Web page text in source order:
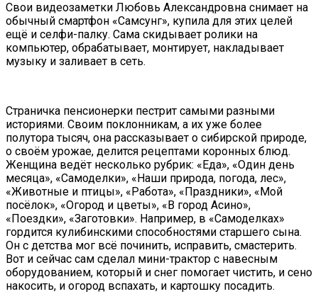
Свои видеозаметки Любовь Александровна снимает на
обычный смартфон «Самсунг», купила для этих целей
ещё и селфи-палку. Сама скидывает ролики на
компьютер, обрабатывает, монтирует, накладывает
музыку и заливает в сеть.
Страничка пенсионерки пестрит самыми разными
историями. Своим поклонникам, а их уже более
полутора тысяч, она рассказывает о сибирской природе,
о своём урожае, делится рецептами коронных блюд.
Женщина ведёт несколько рубрик: «Еда», «Один день
месяца», «Самоделки», «Наши природа, погода, лес»,
«Животные и птицы», «Работа», «Праздники», «Мой
посёлок», «Огород и цветы», «В город Асино»,
«Поездки», «Заготовки». Например, в «Самоделках»
гордится кулибинскими способностями старшего сына.
Он с детства мог всё починить, исправить, смастерить.
Вот и сейчас сам сделал мини-трактор с навесным
оборудованием, который и снег помогает чистить, и сено
накосить, и огород вспахать, и картошку посадить.